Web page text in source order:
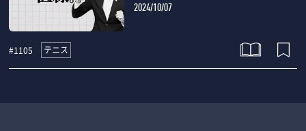
2024/10/07
#1105 テニス